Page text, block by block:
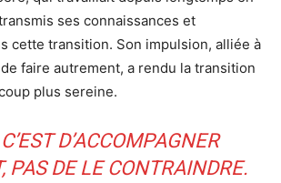
ses connaissances et
cette transition. Son impulsion, alliée à
faire autrement, a rendu la transition
plus sereine.
D’ACCOMPAGNER
PAS DE LE CONTRAINDRE.